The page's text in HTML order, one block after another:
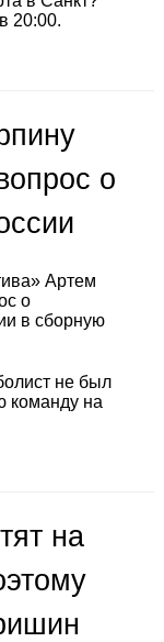
20:00.
о
Артем
о
в сборную
не был
команду на
на